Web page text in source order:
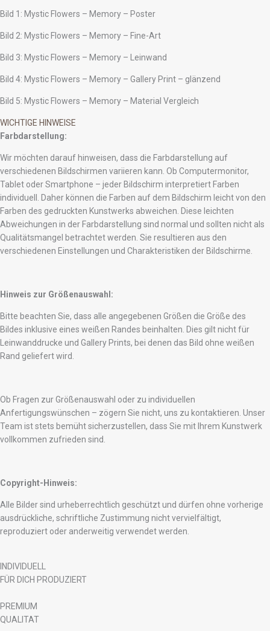
Bild 1: Mystic Flowers – Memory – Poster
Bild 2: Mystic Flowers – Memory – Fine-Art
Bild 3: Mystic Flowers – Memory – Leinwand
Bild 4: Mystic Flowers – Memory – Gallery Print – glänzend
Bild 5: Mystic Flowers – Memory – Material Vergleich
WICHTIGE HINWEISE
Farbdarstellung:
Wir möchten darauf hinweisen, dass die Farbdarstellung auf
verschiedenen Bildschirmen variieren kann. Ob Computermonitor,
Tablet oder Smartphone – jeder Bildschirm interpretiert Farben
individuell. Daher können die Farben auf dem Bildschirm leicht von den
Farben des gedruckten Kunstwerks abweichen. Diese leichten
Abweichungen in der Farbdarstellung sind normal und sollten nicht als
Qualitätsmangel betrachtet werden. Sie resultieren aus den
verschiedenen Einstellungen und Charakteristiken der Bildschirme.
Hinweis zur Größenauswahl:
Bitte beachten Sie, dass alle angegebenen Größen die Größe des
Bildes inklusive eines weißen Randes beinhalten. Dies gilt nicht für
Leinwanddrucke und Gallery Prints, bei denen das Bild ohne weißen
Rand geliefert wird.
Ob Fragen zur Größenauswahl oder zu individuellen
Anfertigungswünschen – zögern Sie nicht, uns zu kontaktieren. Unser
Team ist stets bemüht sicherzustellen, dass Sie mit Ihrem Kunstwerk
vollkommen zufrieden sind.
Copyright-Hinweis:
Alle Bilder sind urheberrechtlich geschützt und dürfen ohne vorherige
ausdrückliche, schriftliche Zustimmung nicht vervielfältigt,
reproduziert oder anderweitig verwendet werden.
INDIVIDUELL
FÜR DICH PRODUZIERT
PREMIUM
QUALITAT